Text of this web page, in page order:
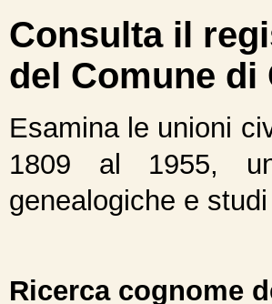
Consulta il
del Comune di
Esamina le unioni
1809 al 1955,
genealogiche e
Ricerca cognome